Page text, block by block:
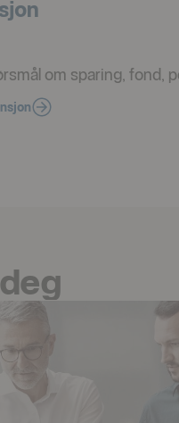
om sparing, fond,